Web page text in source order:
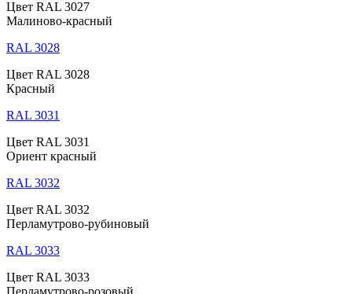
Цвет RAL 3027
Малиново-красный
RAL 3028
Цвет RAL 3028
Красный
RAL 3031
Цвет RAL 3031
Ориент красный
RAL 3032
Цвет RAL 3032
Перламутрово-рубиновый
RAL 3033
Цвет RAL 3033